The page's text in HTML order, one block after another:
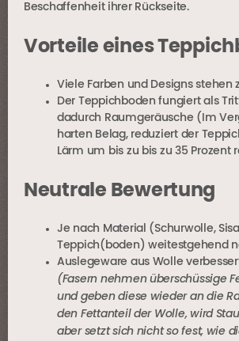
Beschaffenheit ihrer Rückseite.
Vorteile eines
Viele Farben und Designs stehen
Der Teppichboden fungiert als
dadurch Raumgeräusche (Im
harten Belag, reduziert der
Lärm um bis zu bis zu 35 Prozent
Neutrale Bewertung
Je nach Material (Schurwolle,
Teppich(boden) weitestgehend
Auslegeware aus Wolle
(Fasern nehmen überschüssige
und geben diese wieder an die
den Fettanteil der Wolle, wird
aber setzt sich nicht so fest, wie